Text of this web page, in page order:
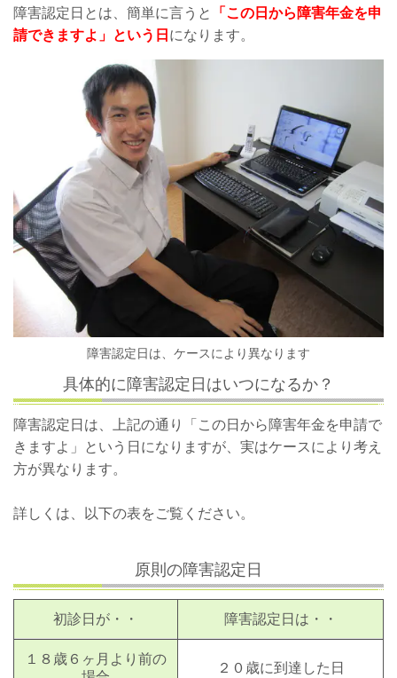
障害認定日とは、簡単に言うと
「この日から障害年金を申
請できますよ」という日 になります。
障害認定日は、ケースにより異なります
具体的に障害認定日はいつになるか？
障害認定日は、上記の通り「この日から障害年金を申請で
きますよ」という日になりますが、実はケースにより考え
方が異なります。
詳しくは、以下の表をご覧ください。
原則の障害認定日
初診日が・・ 障害認定日は・・
１８歳６ヶ月より前の
２０歳に到達した日